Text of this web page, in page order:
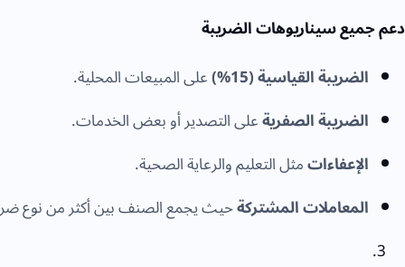
دعم جميع سيناريوهات الضريبة
الضريبة القياسية (15%)
على المبيعات المحلية.
الضريبة الصفريةعلى التصدير أو بعض الخدمات.
الإعفاءاتمثل التعليم والرعاية الصحية.
المعاملات المشتركةحيث يجمع الصنف بين أكثر من نوع